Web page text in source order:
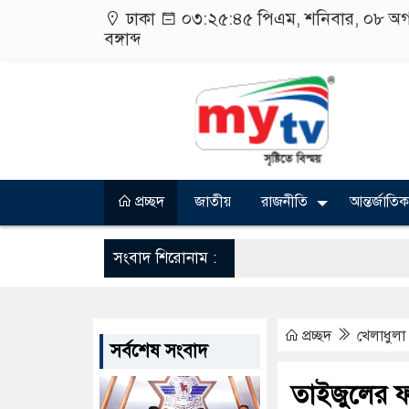
ঢাকা ০৩:২৫:৪৬ পিএম, শনিবার, ০৮
বঙ্গাব্দ
প্রচ্ছদ জাতীয় রাজনীতি আন্তর্জাতিক
সংবাদ শিরোনাম :
প্রচ্ছদ খেলাধুলা
তাইজুলের
সর্বশেষ সংবাদ